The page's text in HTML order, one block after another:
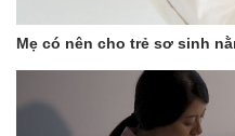
cho lỗ mũi còn lại). Nâng cao
đó lau sạch đờm. Không xì mũi
physiodose. Ở trẻ sơ sinh, nhỏ
tránh mọi nguy cơ nhiễm trùng
- Để rửa mắt: nhỏ một vài giọt
không để liều duy nhất tiếp xúc
Mẹ có nên cho trẻ sơ sinh